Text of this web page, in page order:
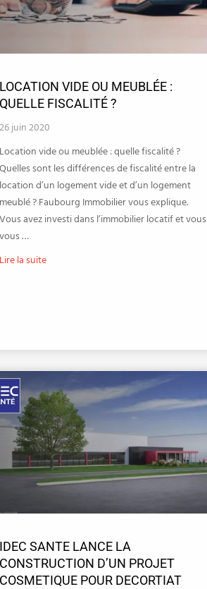
LOCATION VIDE OU MEUBLÉE :
QUELLE FISCALITÉ ?
26 juin 2020
Location vide ou meublée : quelle fiscalité ?
Quelles sont les différences de fiscalité entre la
location d’un logement vide et d’un logement
meublé ? Faubourg Immobilier vous explique.
Vous avez investi dans l’immobilier locatif et vous
vous …
Lire la suite
IDEC SANTE LANCE LA
CONSTRUCTION D’UN PROJET
COSMETIQUE POUR DECORTIAT